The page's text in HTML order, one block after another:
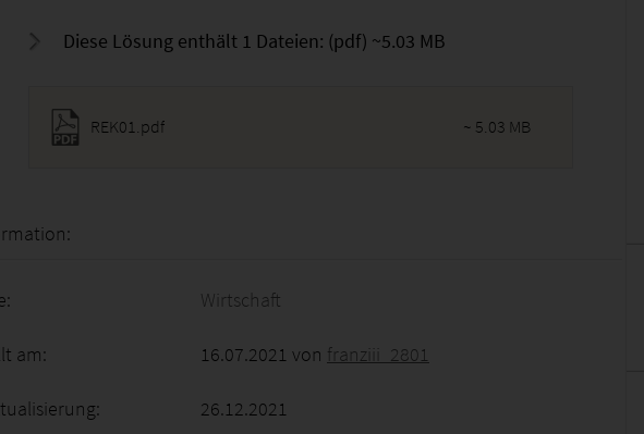
Diese Lösung enthält 1 Dateien: (pdf) ~5.03 MB
REK01.pdf ~ 5.03 MB
Wirtschaft
am: 16.07.2021 von franziii_2801
26.12.2021